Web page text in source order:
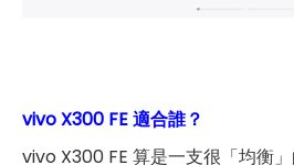
vivo X300 FE 適合誰？
vivo X300 FE 算是一支很「均衡